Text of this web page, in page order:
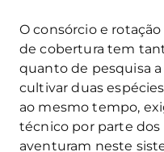
O consórcio e
de cobertura tem
quanto de pesquisa
cultivar duas
ao mesmo tempo,
técnico por parte
aventuram neste